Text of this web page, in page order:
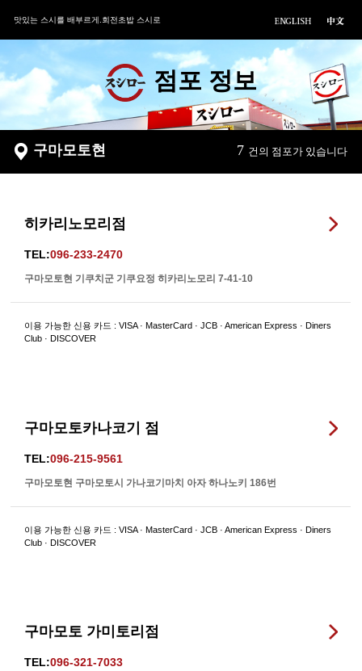
맛있는 스시를 배부르게.회전초밥 스시로
점포 정보
구마모토현 7 건의 점포가 있습니다
히카리노모리점
TEL:096-233-2470
구마모토현 기쿠치군 기쿠요정 히카리노모리 7-41-10
이용 가능한 신용 카드 : VISA · MasterCard · JCB · American Express · Diners
Club · DISCOVER
구마모토카나코기 점
TEL:096-215-9561
구마모토현 구마모토시 가나코기마치 아자 하나노키 186번
이용 가능한 신용 카드 : VISA · MasterCard · JCB · American Express · Diners
Club · DISCOVER
구마모토 가미토리점
TEL:096-321-7033